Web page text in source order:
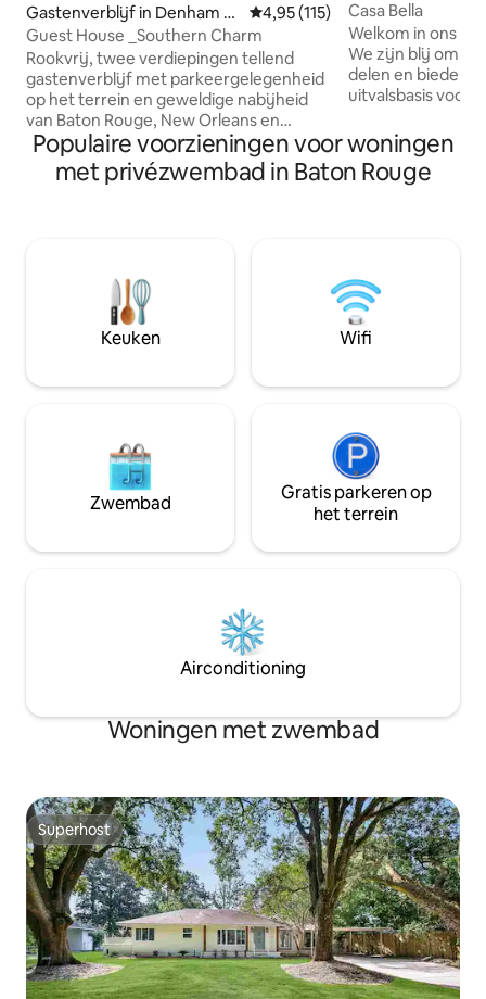
Gastenverblijf in Denham S
prings
Gemiddelde beoordeling van
4,95 (115)
Guest House _Southern Charm
Rookvrij, twee verdiepingen tellend
gastenverblijf met parkeergelegenheid
op het terrein en geweldige nabijheid
van Baton Rouge, New Orleans en
omliggende gebieden. Volledige
kitchenette, een aangepaste
inloopdouche en een comfortabele
maar dat de badkamer zich op de 1e
verdieping bevindt. Verhuurder
beoordeelt elke reservering op basis
van, maar niet beperkt tot, de reden
het aantal/de relatie van gasten die
Casa Bella
Welkom in ons
We zijn blij om
delen en bieden
uitvalsbasis voor
herinneringen.
ruime indeling,
keuken en een
bezoeken,
thuiswedstrijden
smaakpapillen
met een culinaire
Populaire voorzieningen voor woningen
met privézwembad in Baton Rouge
Keuken Wifi
Zwembad
Gratis parkeren op
het terrein
Airconditioning
Woningen met zwembad
Superhost
Superhost